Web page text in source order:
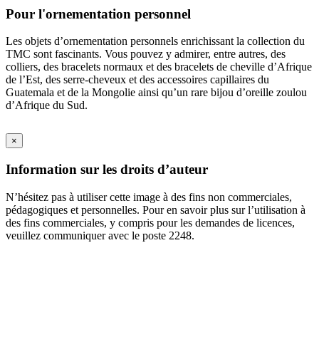
Pour l'ornementation personnel
Les objets d’ornementation personnels enrichissant la collection du
TMC sont fascinants. Vous pouvez y admirer, entre autres, des
colliers, des bracelets normaux et des bracelets de cheville d’Afrique
de l’Est, des serre-cheveux et des accessoires capillaires du
Guatemala et de la Mongolie ainsi qu’un rare bijou d’oreille zoulou
d’Afrique du Sud.
×
Information sur les droits d’auteur
N’hésitez pas à utiliser cette image à des fins non commerciales,
pédagogiques et personnelles. Pour en savoir plus sur l’utilisation à
des fins commerciales, y compris pour les demandes de licences,
veuillez communiquer avec le poste 2248.